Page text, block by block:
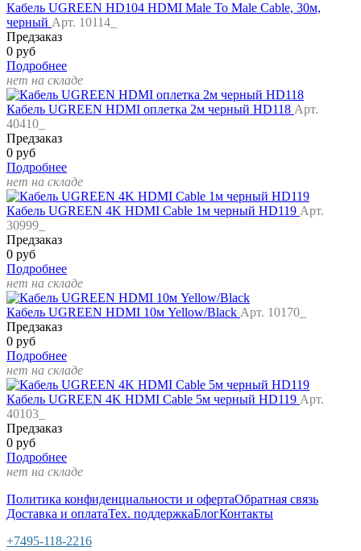
Кабель UGREEN HD104 HDMI Male To Male Cable, 30м,
черный Арт. 10114_
Предзаказ
0 руб
Подробнее
нет на складе
Кабель UGREEN HDMI оплетка 2м черный HD118 Арт.
40410_
Предзаказ
0 руб
Подробнее
нет на складе
Кабель UGREEN 4K HDMI Cable 1м черный HD119 Арт.
30999_
Предзаказ
0 руб
Подробнее
нет на складе
Кабель UGREEN HDMI 10м Yellow/Black Арт. 10170_
Предзаказ
0 руб
Подробнее
нет на складе
Кабель UGREEN 4K HDMI Cable 5м черный HD119 Арт.
40103_
Предзаказ
0 руб
Подробнее
нет на складе
Политика конфиденциальности и офертаОбратная связь
Доставка и оплатаТех. поддержкаБлогКонтакты
+7495-118-2216